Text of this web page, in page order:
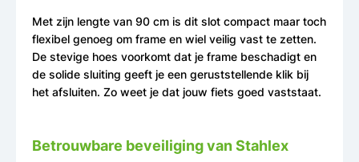
Met zijn lengte van 90 cm is dit slot compact maar toch
flexibel genoeg om frame en wiel veilig vast te zetten.
De stevige hoes voorkomt dat je frame beschadigt en
de solide sluiting geeft je een geruststellende klik bij
het afsluiten. Zo weet je dat jouw fiets goed vaststaat.
Betrouwbare beveiliging van Stahlex